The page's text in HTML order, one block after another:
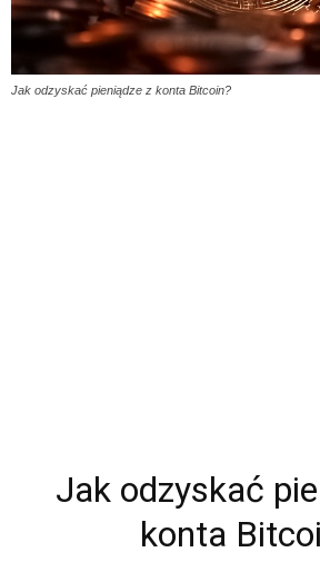
Jak odzyskać pieniądze z konta Bitcoin?
Jak odzyskać
konta